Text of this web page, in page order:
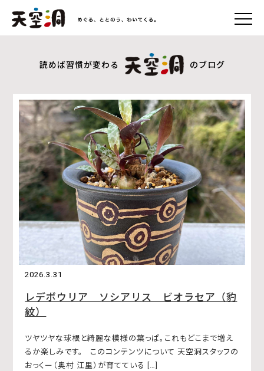
読めば習慣が変わる のブログ
2026.3.31
レデボウリア ソシアリス ビオラセア（豹
紋）
ツヤツヤな球根と綺麗な模様の葉っぱ。これもどこまで増え
るか楽しみです。 このコンテンツについて 天空洞スタッフの
おっくー（奥村 江里）が育てている […]